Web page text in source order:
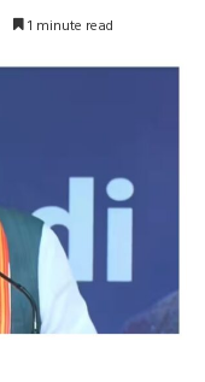
1 minute read